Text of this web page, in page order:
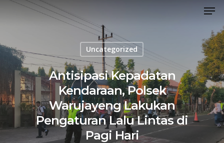
content
Uncategorized
Antisipasi Kepadatan
Kendaraan, Polsek
Warujayeng Lakukan
Pengaturan Lalu Lintas di
Pagi Hari
Close
Menu